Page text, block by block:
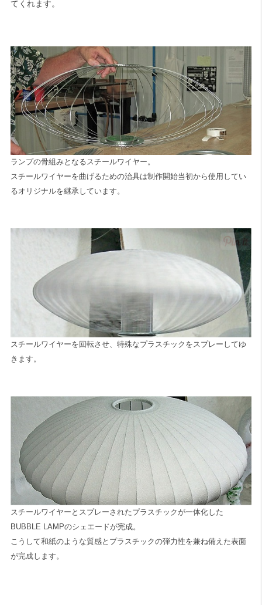
てくれます。
ランプの骨組みとなるスチールワイヤー。
スチールワイヤーを曲げるための治具は制作開始当初から使用してい
るオリジナルを継承しています。
スチールワイヤーを回転させ、特殊なプラスチックをスプレーしてゆ
きます。
スチールワイヤーとスプレーされたプラスチックが一体化した
BUBBLE LAMPのシェエードが完成。
こうして和紙のような質感とプラスチックの弾力性を兼ね備えた表面
が完成します。